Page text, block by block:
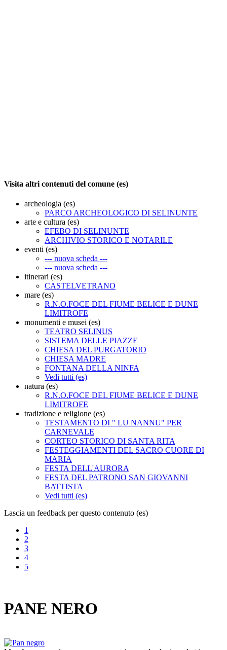
Visita altri contenuti del comune (es)
archeologia (es)
PARCO ARCHEOLOGICO DI SELINUNTE
arte e cultura (es)
EFEBO DI SELINUNTE
ARCHIVIO STORICO E NOTARILE
eventi (es)
--- nuova scheda ---
--- nuova scheda ---
itinerari (es)
CASTELVETRANO
mare (es)
R.N.O.FOCE DEL FIUME BELICE E DUNE
LIMITROFE
monumenti e musei (es)
TEATRO SELINUS
SISTEMA DELLE PIAZZE
CHIESA DEL PURGATORIO
CHIESA MADRE
FONTANA DELLA NINFA
Vedi tutti (es)
natura (es)
R.N.O.FOCE DEL FIUME BELICE E DUNE
LIMITROFE
tradizione e religione (es)
TESTAMENTO DI " LU NANNU" PER
CARNEVALE
CORTEO STORICO DI SANTA RITA
FESTEGGIAMENTI DEL SACRO CUORE DI
MARIA
FESTA DELL'AURORA
FESTA DEL PATRONO SAN GIOVANNI
BATTISTA
Vedi tutti (es)
Lascia un feedback per questo contenuto (es)
1
2
3
4
5
PANE NERO